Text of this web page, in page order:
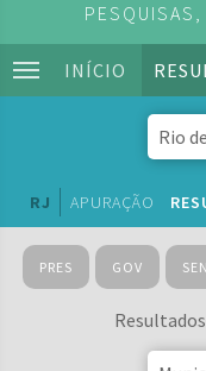
INÍCIO
RJ APURAÇÃO
PRES GOV SEN